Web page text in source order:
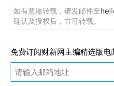
如有意愿转载，请发邮件至
确认及授权后，方可转载。
免费订阅财新网主编精选版电